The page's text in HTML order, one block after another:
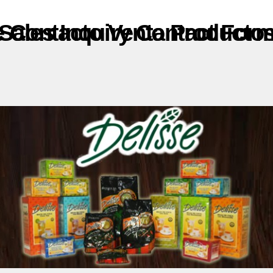
de Contacto Venta Productos Industriales / Sales Inquiry Contact